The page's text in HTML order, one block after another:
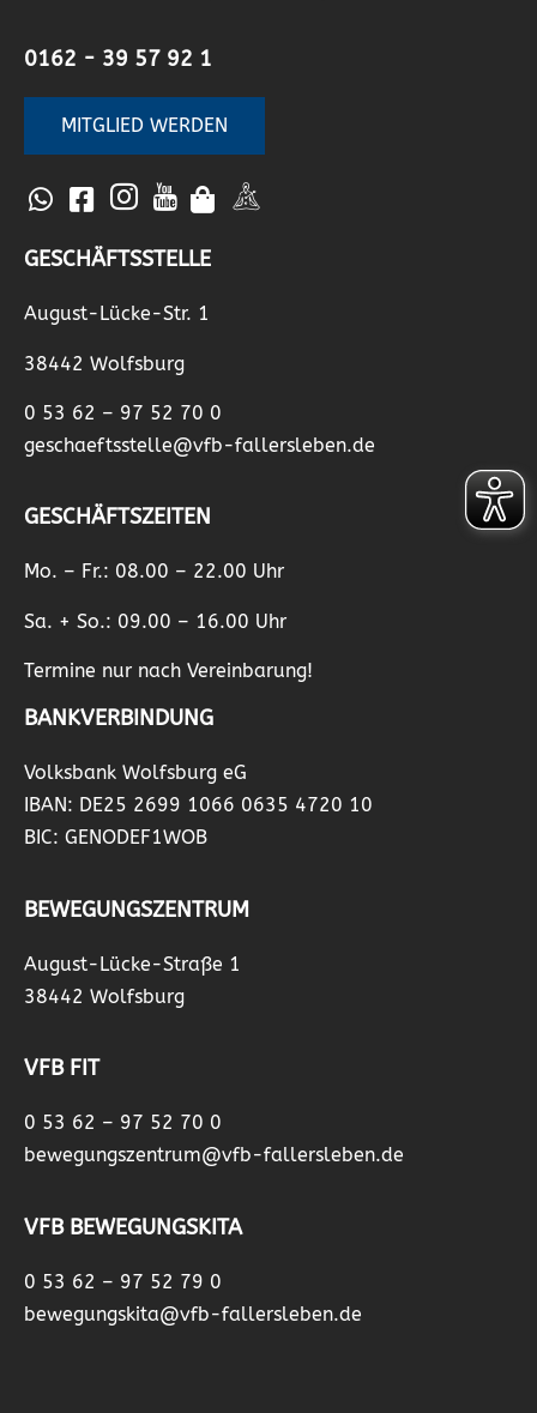
0162 - 39 57 92 1
MITGLIED WERDEN
GESCHÄFTSSTELLE
August-Lücke-Str. 1
38442 Wolfsburg
0 53 62 – 97 52 70 0
geschaeftsstelle@vfb-fallersleben.de
GESCHÄFTSZEITEN
Mo. – Fr.: 08.00 – 22.00 Uhr
Sa. + So.: 09.00 – 16.00 Uhr
Termine nur nach Vereinbarung!
BANKVERBINDUNG
Volksbank Wolfsburg eG
IBAN: DE25 2699 1066 0635 4720 10
BIC: GENODEF1WOB
BEWEGUNGSZENTRUM
August-Lücke-Straße 1
38442 Wolfsburg
VFB FIT
0 53 62 – 97 52 70 0
bewegungszentrum@vfb-fallersleben.de
VFB BEWEGUNGSKITA
0 53 62 – 97 52 79 0
bewegungskita@vfb-fallersleben.de